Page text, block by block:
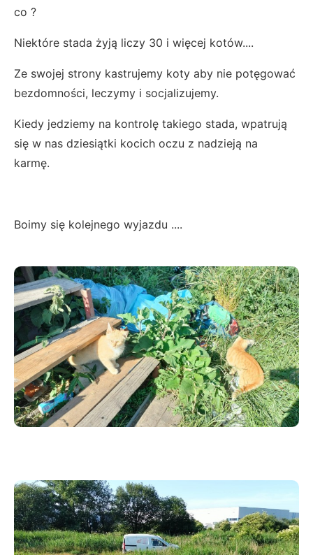
co ?
Niektóre stada żyją liczy 30 i więcej kotów....
Ze swojej strony kastrujemy koty aby nie potęgować
bezdomności, leczymy i socjalizujemy.
Kiedy jedziemy na kontrolę takiego stada, wpatrują
się w nas dziesiątki kocich oczu z nadzieją na
karmę.
Boimy się kolejnego wyjazdu ....